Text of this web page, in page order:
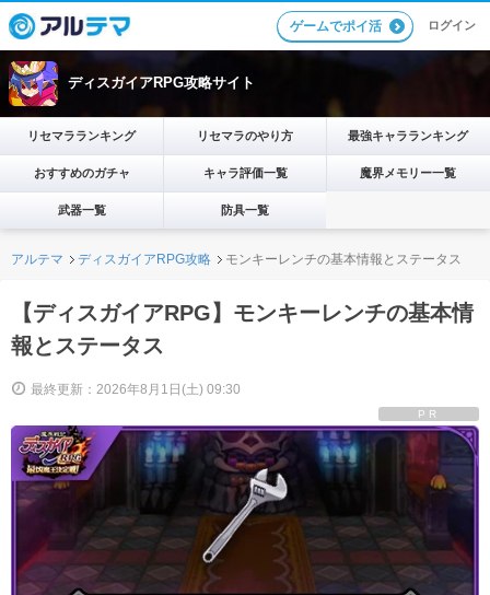
ゲームでポイ活 ログイン
ディスガイアRPG攻略サイト
リセマラランキング リセマラのやり方 最強キャラランキング
おすすめのガチャ キャラ評価一覧 魔界メモリー一覧
武器一覧 防具一覧
アルテマ ディスガイアRPG攻略 モンキーレンチの基本情報とステータス
【ディスガイアRPG】モンキーレンチの基本情
報とステータス
最終更新：2026年8月1日(土) 09:30
PR